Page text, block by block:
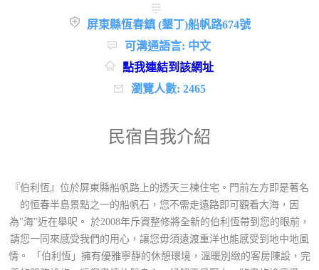
屏東縣恆春鎮 (墾丁)船帆路674號
可溝通語言: 中文
點我連結到該網址
瀏覽人數: 2465
民宿自我介紹
『伯利恆』位於屏東縣船帆路上的透天三棟住宅。門前左方即是著名
的恒春半島景點之一的船帆石，您不需走遠路即可觀看大海，因
為"海"近在舉呎。 於2008年斥資整修將全新的伯利恆帶到您的眼前，
請您一同來感受我們的用心，讓您毋須遠渡重洋也能感受到地中地風
情。 「伯利恆」擁有優雅寧靜的休憩環境，溫暖別緻的客房陳設，完